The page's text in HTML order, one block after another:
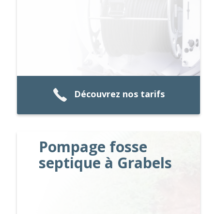
Découvrez nos tarifs
Pompage fosse
septique à Grabels